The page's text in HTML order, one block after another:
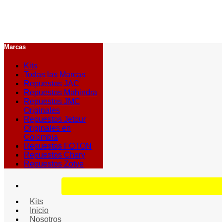
Marcas
Kits
Todas las Marcas
Repuestos JAC
Repuestos Mahindra
Repuestos JMC
Originales
Repuestos Jetour
Originales en
Colombia
Repuestos FOTON
Repuestos Chery
Repuestos Zotye
Kits
Inicio
Nosotros